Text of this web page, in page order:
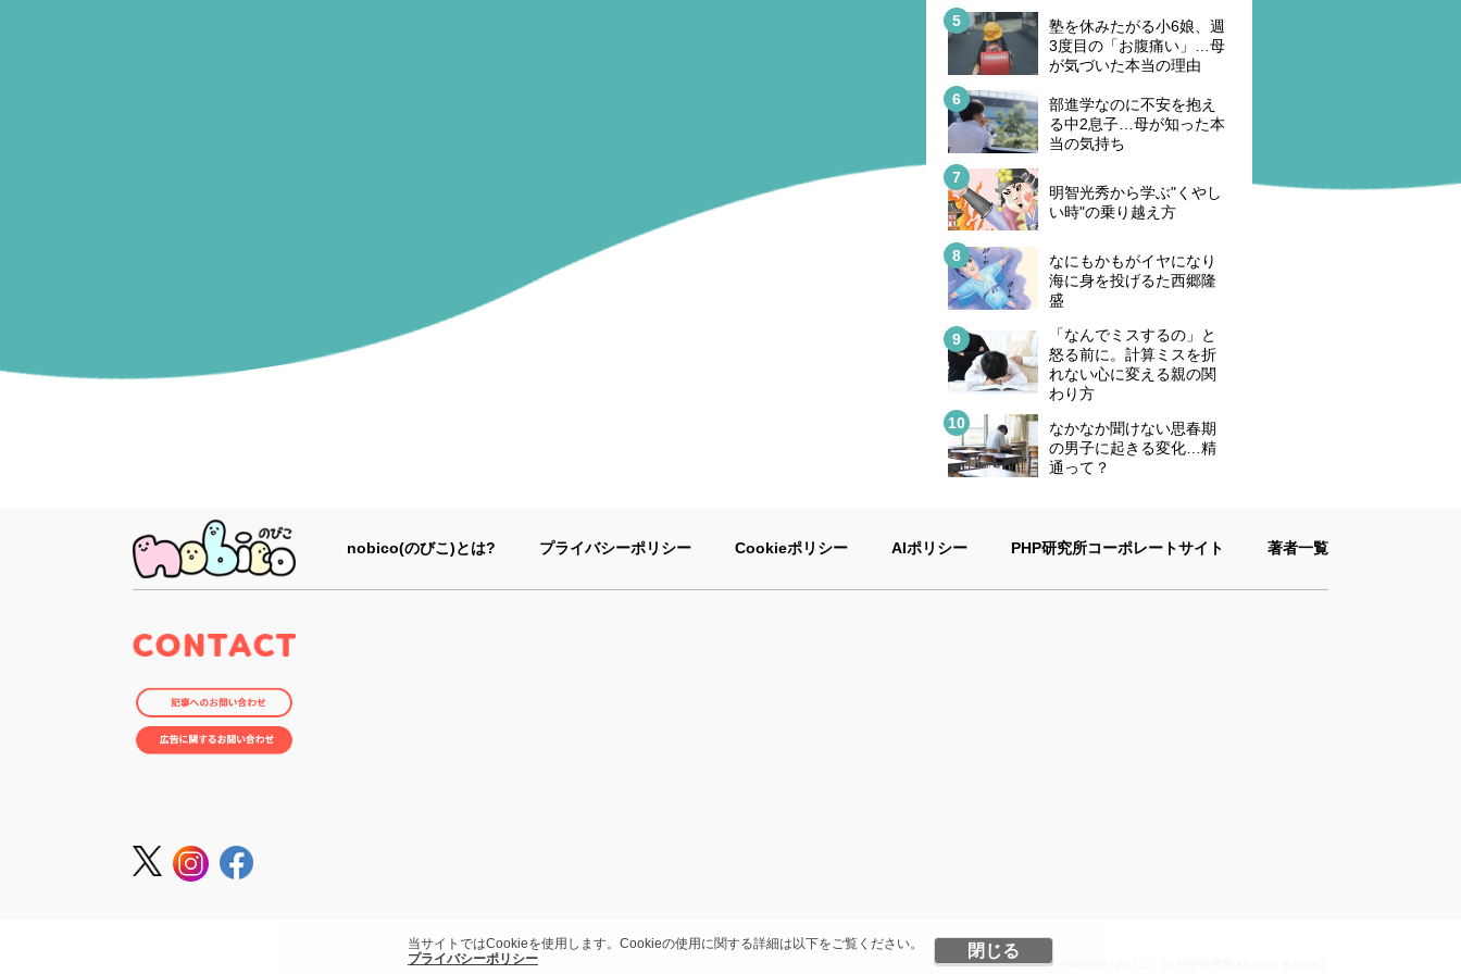
当サイトではCookieを使用します。Cookieの使用に関する詳細は以下をご覧ください。
プライバシーポリシー
閉じる
塾を休みたがる小6娘、週
3度目の「お腹痛い」…母
が気づいた本当の理由
部進学なのに不安を抱え
る中2息子…母が知った本
当の気持ち
明智光秀から学ぶ"くやし
い時"の乗り越え方
なにもかもがイヤになり
海に身を投げるた西郷隆
盛
「なんでミスするの」と
怒る前に。計算ミスを折
れない心に変える親の関
わり方
なかなか聞けない思春期
の男子に起きる変化…精
通って？
nobico(のびこ)とは? プライバシーポリシー Cookieポリシー AIポリシー PHP研究所コーポレートサイト 著者一覧